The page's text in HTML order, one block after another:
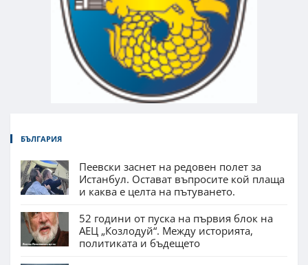
БЪЛГАРИЯ
Пеевски заснет на редовен полет за
Истанбул. Остават въпросите кой плаща
и каква е целта на пътуването.
52 години от пуска на първия блок на
АЕЦ „Козлодуй“. Между историята,
политиката и бъдещето